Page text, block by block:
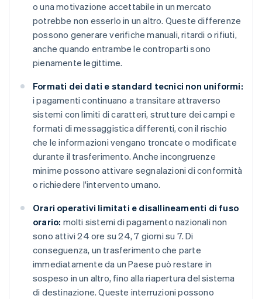
o una motivazione accettabile in un mercato
potrebbe non esserlo in un altro. Queste differenze
possono generare verifiche manuali, ritardi o rifiuti,
anche quando entrambe le controparti sono
pienamente legittime.
Formati dei dati e standard tecnici non uniformi:
i pagamenti continuano a transitare attraverso
sistemi con limiti di caratteri, strutture dei campi e
formati di messaggistica differenti, con il rischio
che le informazioni vengano troncate o modificate
durante il trasferimento. Anche incongruenze
minime possono attivare segnalazioni di conformità
o richiedere l'intervento umano.
Orari operativi limitati e disallineamenti di fuso
orario: molti sistemi di pagamento nazionali non
sono attivi 24 ore su 24, 7 giorni su 7. Di
conseguenza, un trasferimento che parte
immediatamente da un Paese può restare in
sospeso in un altro, fino alla riapertura del sistema
di destinazione. Queste interruzioni possono